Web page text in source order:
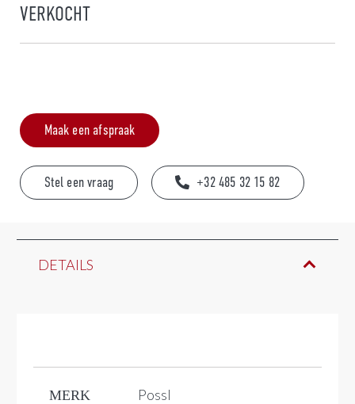
VERKOCHT
Maak een afspraak
Stel een vraag +32 485 32 15 82
DETAILS
MERK Possl